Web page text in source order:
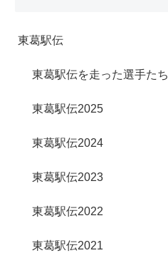
東葛駅伝
東葛駅伝を走った選手たち
東葛駅伝2025
東葛駅伝2024
東葛駅伝2023
東葛駅伝2022
東葛駅伝2021